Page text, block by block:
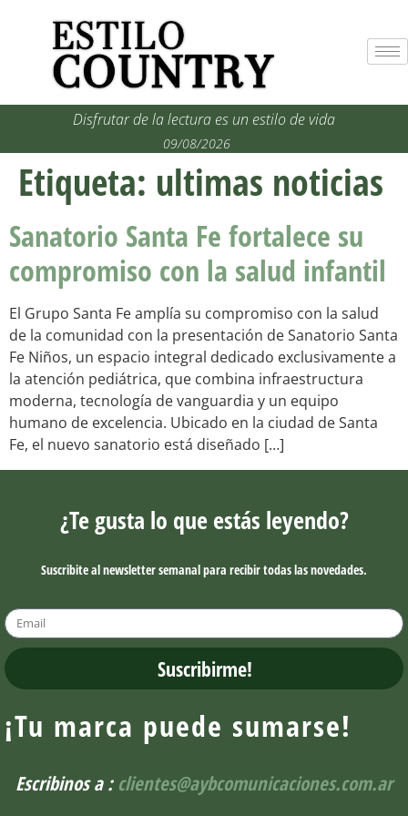
Disfrutar de la lectura es un estilo de vida
09/08/2026
Etiqueta: ultimas noticias
Sanatorio Santa Fe fortalece su
compromiso con la salud infantil
El Grupo Santa Fe amplía su compromiso con la salud
de la comunidad con la presentación de Sanatorio Santa
Fe Niños, un espacio integral dedicado exclusivamente a
la atención pediátrica, que combina infraestructura
moderna, tecnología de vanguardia y un equipo
humano de excelencia. Ubicado en la ciudad de Santa
Fe, el nuevo sanatorio está diseñado […]
¿Te gusta lo que estás leyendo?
Suscribite al newsletter semanal para recibir todas las novedades.
Suscribirme!
¡Tu marca puede sumarse!
Escribinos a : clientes@aybcomunicaciones.com.ar